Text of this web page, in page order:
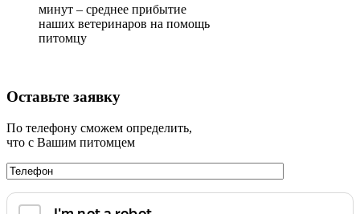
минут – среднее прибытие
наших ветеринаров на помощь
питомцу
Оставьте заявку
По телефону сможем определить,
что с Вашим питомцем